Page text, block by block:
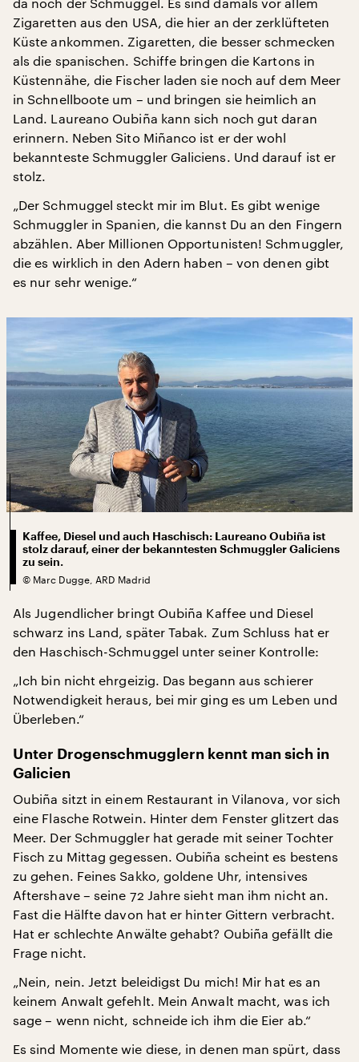
Zigaretten aus den USA, die hier an der zerklüfteten
Küste ankommen. Zigaretten, die besser schmecken
als die spanischen. Schiffe bringen die Kartons in
Küstennähe, die Fischer laden sie noch auf dem Meer
in Schnellboote um – und bringen sie heimlich an
Land. Laureano Oubiña kann sich noch gut daran
erinnern. Neben Sito Miñanco ist er der wohl
bekannteste Schmuggler Galiciens. Und darauf ist er
stolz.
„Der Schmuggel steckt mir im Blut. Es gibt wenige
Schmuggler in Spanien, die kannst Du an den Fingern
abzählen. Aber Millionen Opportunisten! Schmuggler,
die es wirklich in den Adern haben – von denen gibt
es nur sehr wenige.“
Kaffee, Diesel und auch Haschisch: Laureano Oubiña ist
stolz darauf, einer der bekanntesten Schmuggler Galiciens
zu sein.
© Marc Dugge, ARD Madrid
Als Jugendlicher bringt Oubiña Kaffee und Diesel
schwarz ins Land, später Tabak. Zum Schluss hat er
den Haschisch-Schmuggel unter seiner Kontrolle:
„Ich bin nicht ehrgeizig. Das begann aus schierer
Notwendigkeit heraus, bei mir ging es um Leben und
Überleben.“
Unter Drogenschmugglern kennt man sich in
Galicien
Oubiña sitzt in einem Restaurant in Vilanova, vor sich
eine Flasche Rotwein. Hinter dem Fenster glitzert das
Meer. Der Schmuggler hat gerade mit seiner Tochter
Fisch zu Mittag gegessen. Oubiña scheint es bestens
zu gehen. Feines Sakko, goldene Uhr, intensives
Aftershave – seine 72 Jahre sieht man ihm nicht an.
Fast die Hälfte davon hat er hinter Gittern verbracht.
Hat er schlechte Anwälte gehabt? Oubiña gefällt die
Frage nicht.
„Nein, nein. Jetzt beleidigst Du mich! Mir hat es an
keinem Anwalt gefehlt. Mein Anwalt macht, was ich
sage – wenn nicht, schneide ich ihm die Eier ab.“
Es sind Momente wie diese, in denen man spürt, dass